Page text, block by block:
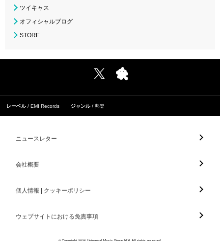
ツイキャス
オフィシャルブログ
STORE
レーベル EMI Records ジャンル 邦楽
ニュースレター
会社概要
個人情報 | クッキーポリシー
ウェブサイトにおける免責事項